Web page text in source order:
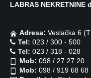
LABRAS NEKRETNINE
Adresa: Veslačka 6
Tel: 023 / 300 - 500
Tel: 023 / 318 - 028
Mob: 098 / 27 27 20
Mob: 098 / 919 68 68